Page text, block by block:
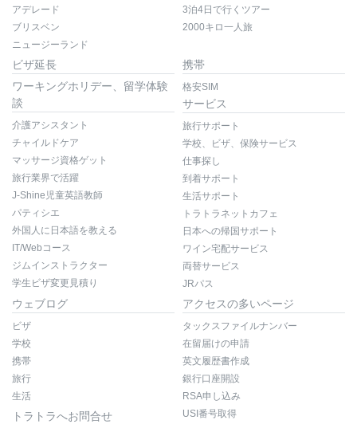
アデレード
ブリスベン
ニュージーランド
3泊4日で行くツアー
2000キロ一人旅
ビザ延長
ワーキングホリデー、留学体験
談
介護アシスタント
チャイルドケア
マッサージ資格ゲット
旅行業界で活躍
J-Shine児童英語教師
パティシエ
外国人に日本語を教える
IT/Webコース
ジムインストラクター
学生ビザ変更見積り
携帯
格安SIM
サービス
旅行サポート
学校、ビザ、保険サービス
仕事探し
到着サポート
生活サポート
トラトラネットカフェ
日本への帰国サポート
ワイン宅配サービス
両替サービス
JRパス
ウェブログ
ビザ
学校
携帯
旅行
生活
トラトラへお問合せ
アクセスの多いページ
タックスファイルナンバー
在留届けの申請
英文履歴書作成
銀行口座開設
RSA申し込み
USI番号取得